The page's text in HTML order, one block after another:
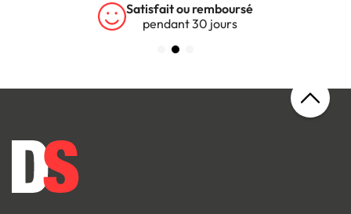
Garantie 5 ans
sur tous nos produits